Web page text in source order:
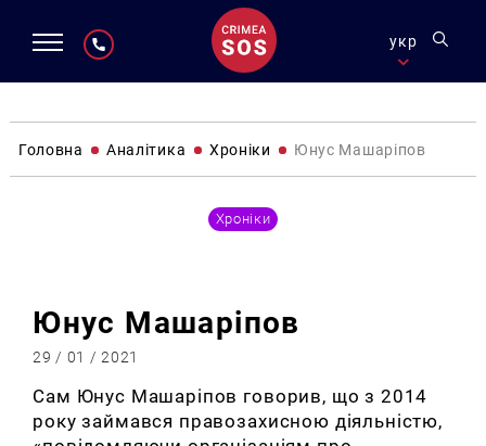
укр
Головна Аналітика Хроніки Юнус Машаріпов
Хроніки
Юнус Машаріпов
29 / 01 / 2021
Сам Юнус Машаріпов говорив, що з 2014
року займався правозахисною діяльністю,